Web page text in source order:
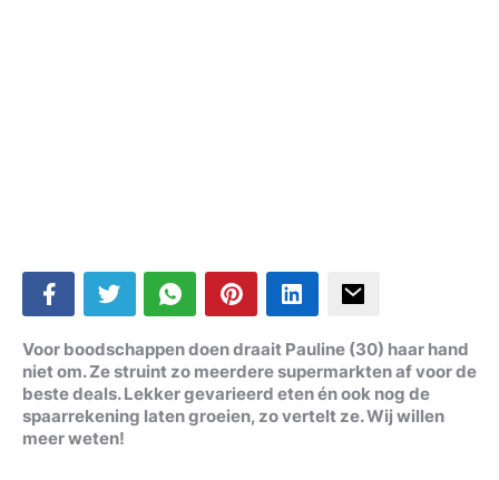
Voor boodschappen doen draait Pauline (30) haar hand
niet om. Ze struint zo meerdere supermarkten af voor de
beste deals. Lekker gevarieerd eten én ook nog de
spaarrekening laten groeien, zo vertelt ze. Wij willen
meer weten!